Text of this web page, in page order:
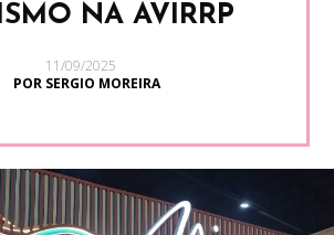
NA AVIRRP
11/09/2025
POR SERGIO MOREIRA